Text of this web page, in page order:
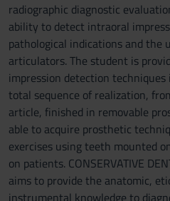
radiographic diagnostic
ability to detect intraoral
pathological indications and the
articulators. The student is
impression detection
total sequence of realization,
article, finished in removable
able to acquire prosthetic
exercises using teeth mounted
on patients. CONSERVATIVE
aims to provide the anatomic,
instrumental knowledge to